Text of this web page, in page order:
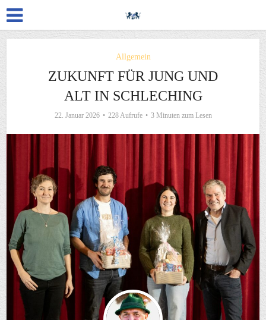
Allgemein
ZUKUNFT FÜR JUNG UND
ALT IN SCHLECHING
22. Januar 2026 228 Aufrufe 3 Minuten zum Lesen